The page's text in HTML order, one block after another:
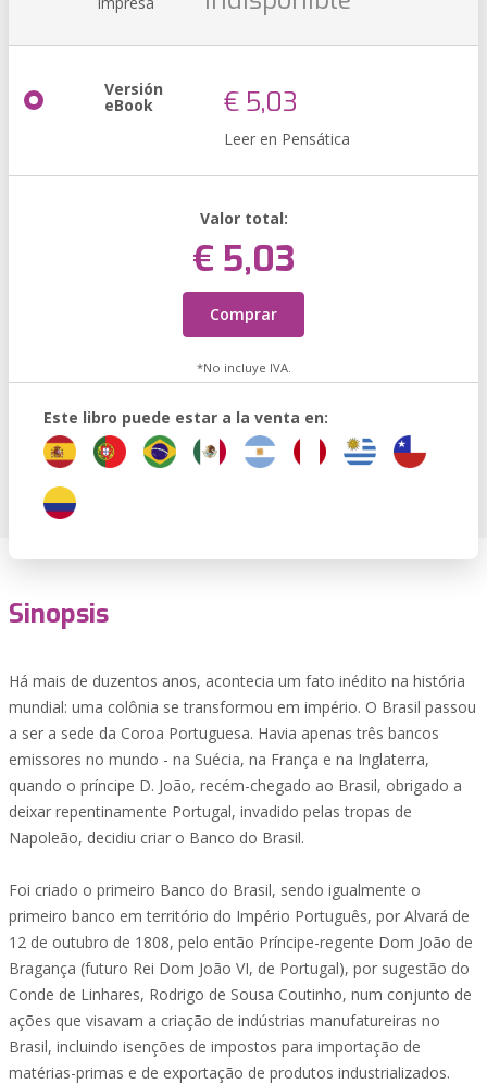
Versión
eBook € 5,03
Leer en Pensática
Valor total:
€ 5,03
Comprar
*No incluye IVA.
Este libro puede estar a la venta en:
Sinopsis
Há mais de duzentos anos, acontecia um fato inédito na história
mundial: uma colônia se transformou em império. O Brasil passou
a ser a sede da Coroa Portuguesa. Havia apenas três bancos
emissores no mundo - na Suécia, na França e na Inglaterra,
quando o príncipe D. João, recém-chegado ao Brasil, obrigado a
deixar repentinamente Portugal, invadido pelas tropas de
Napoleão, decidiu criar o Banco do Brasil.
Foi criado o primeiro Banco do Brasil, sendo igualmente o
primeiro banco em território do Império Português, por Alvará de
12 de outubro de 1808, pelo então Príncipe-regente Dom João de
Bragança (futuro Rei Dom João VI, de Portugal), por sugestão do
Conde de Linhares, Rodrigo de Sousa Coutinho, num conjunto de
ações que visavam a criação de indústrias manufatureiras no
Brasil, incluindo isenções de impostos para importação de
matérias-primas e de exportação de produtos industrializados.